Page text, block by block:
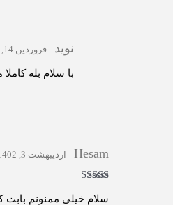
نوید فروردین 14, 1402
با سلام بله
Hesam اردیبهشت 3, 1402
سلام خیلی ممنونم بابت